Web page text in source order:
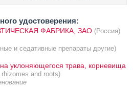
удостоверения:
ФАБРИКА, ЗАО (Россия)
и седативные препараты другие)
уклоняющегося трава, корневища
and roots)